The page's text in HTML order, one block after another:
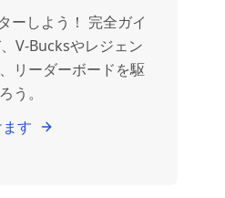
ーしよう！ 完全ガイ
V-Bucksやレジェン
リーダーボードを駆
う。
す